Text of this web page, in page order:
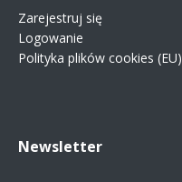
Zarejestruj się
Logowanie
Polityka plików cookies (EU)
Newsletter